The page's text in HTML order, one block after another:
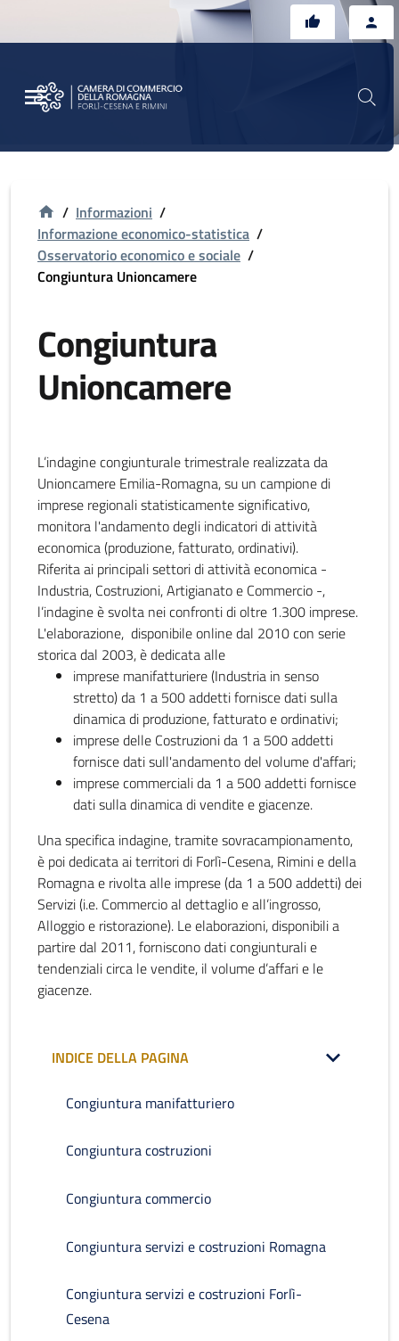
/ Informazioni /
Informazione economico-statistica /
Osservatorio economico e sociale /
Congiuntura Unioncamere
Congiuntura
Unioncamere
L’indagine congiunturale trimestrale realizzata da
Unioncamere Emilia-Romagna, su un campione di
imprese regionali statisticamente significativo,
monitora l'andamento degli indicatori di attività
economica (produzione, fatturato, ordinativi).
Riferita ai principali settori di attività economica -
Industria, Costruzioni, Artigianato e Commercio -,
l’indagine è svolta nei confronti di oltre 1.300 imprese.
L'elaborazione, disponibile online dal 2010 con serie
storica dal 2003, è dedicata alle
imprese manifatturiere (Industria in senso
stretto) da 1 a 500 addetti fornisce dati sulla
dinamica di produzione, fatturato e ordinativi;
imprese delle Costruzioni da 1 a 500 addetti
fornisce dati sull'andamento del volume d'affari;
imprese commerciali da 1 a 500 addetti fornisce
dati sulla dinamica di vendite e giacenze.
Una specifica indagine, tramite sovracampionamento,
è poi dedicata ai territori di Forlì-Cesena, Rimini e della
Romagna e rivolta alle imprese (da 1 a 500 addetti) dei
Servizi (i.e. Commercio al dettaglio e all’ingrosso,
Alloggio e ristorazione). Le elaborazioni, disponibili a
partire dal 2011, forniscono dati congiunturali e
tendenziali circa le vendite, il volume d’affari e le
giacenze.
INDICE DELLA PAGINA
Congiuntura manifatturiero
Congiuntura costruzioni
Congiuntura commercio
Congiuntura servizi e costruzioni Romagna
Congiuntura servizi e costruzioni Forlì-
Cesena